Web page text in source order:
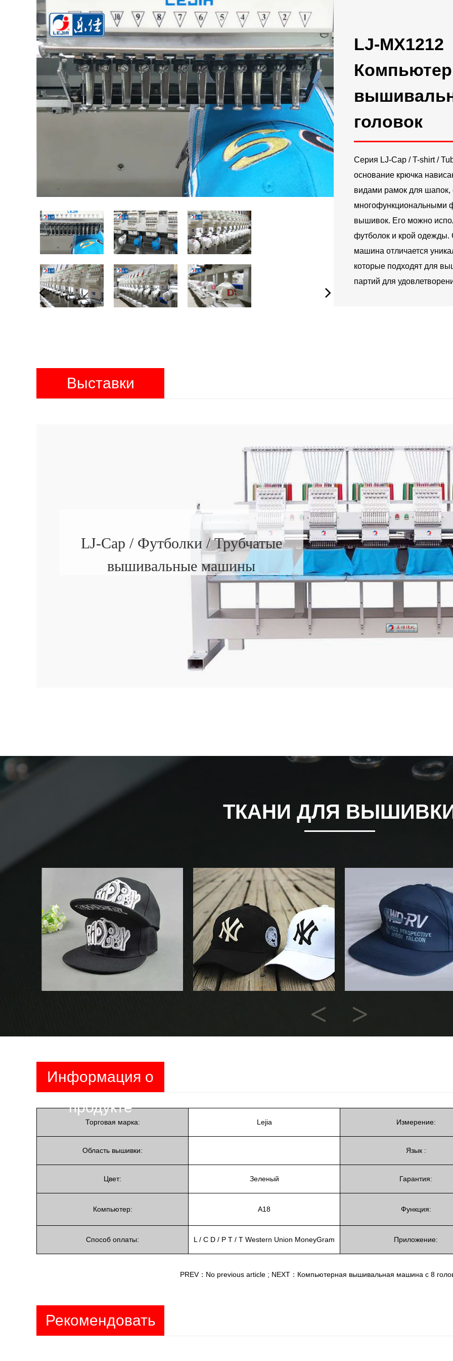
LJ-MX1212
головок
Серия LJ-Cap / T-shirt /
основание крючка
видами рамок для
многофункциональными
вышивок. Его можно
футболок и крой одежды.
машина отличается
которые подходят для
партий для
Выставки
LJ-Cap / Футболки / Трубчатые
вышивальные машины
ТКАНИ ДЛЯ
Next
Информация о
продукте
Торговая марка: Lejia Измерение:
Область вышивки: Язык :
Цвет: Зеленый Гарантия:
Компьютер: A18 Функция:
Способ оплаты: L / C D / P T / T Western Union MoneyGram Приложение:
PREV：No previous article ; NEXT：Компьютерная вышивальная машина с 8
Рекомендовать